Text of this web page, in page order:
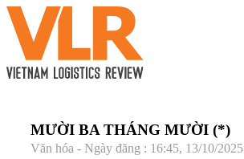
MƯỜI BA THÁNG MƯỜI (*)
Văn hóa - Ngày đăng : 16:45, 13/10/2025